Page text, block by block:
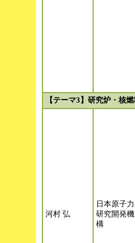
【テーマ3】研究炉・核
河村 弘
日本原子力
研究開発機
構